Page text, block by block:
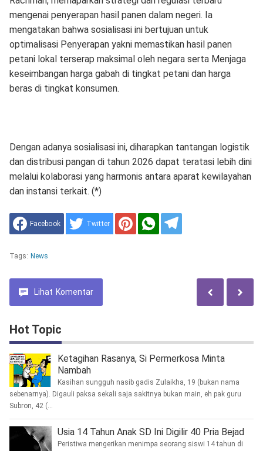
mengenai penyerapan hasil panen dalam negeri. Ia
mengatakan bahwa sosialisasi ini bertujuan untuk
optimalisasi Penyerapan yakni memastikan hasil panen
petani lokal terserap maksimal oleh negara serta Menjaga
keseimbangan harga gabah di tingkat petani dan harga
beras di tingkat konsumen.
​Dengan adanya sosialisasi ini, diharapkan tantangan logistik
dan distribusi pangan di tahun 2026 dapat teratasi lebih dini
melalui kolaborasi yang harmonis antara aparat kewilayahan
dan instansi terkait. (*)
Facebook Twitter
Tags: News
Lihat Komentar
Hot Topic
Ketagihan Rasanya, Si Permerkosa Minta
Nambah
Kasihan sungguh nasib gadis Zulaikha, 19 (bukan nama
sebenarnya). Digauli paksa sekali saja sakitnya bukan main, eh pak guru
Subron, 42 (...
Usia 14 Tahun Anak SD Ini Digilir 40 Pria Bejad
Peristiwa mengerikan menimpa seorang siswi 14 tahun di